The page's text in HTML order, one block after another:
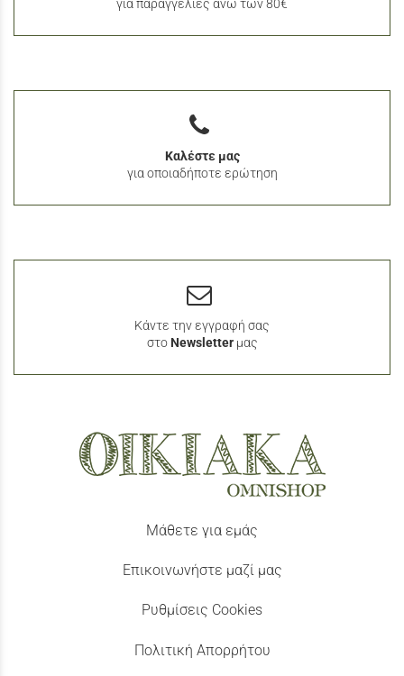
για παραγγελίες άνω των 80€
Καλέστε μας
για οποιαδήποτε ερώτηση
Κάντε την εγγραφή σας
στο Newsletterμας
Μάθετε για εμάς
Επικοινωνήστε μαζί μας
Ρυθμίσεις Cookies
Πολιτική Απορρήτου